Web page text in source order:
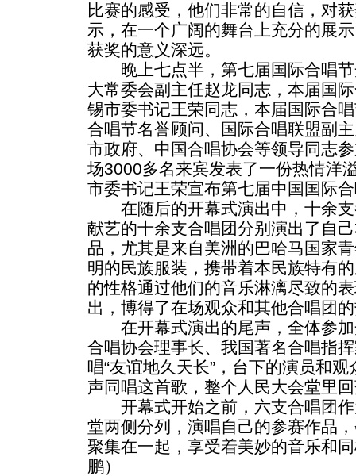
比赛的感受，他们非常的自信，对
示，在一个广阔的舞台上充分的展
获奖的意义深远。
晚上七点半，第七届国际合唱节
大常委会副主任赵龙同志，本届国
锡市委书记王荣同志，本届国际合
合唱节名誉顾问、国际合唱联盟副
市政府、中国合唱协会等领导同志
场3000多名来宾发表了一份热情洋
市委书记王荣宣布第七届中国国际
在随后的开幕式演出中，十余支
献艺的十余支合唱团分别演出了自
品，尤其是来自美洲的巴哈马国家
明的民族服装，携带着本民族特有
的性格通过他们的音乐淋漓尽致的
出，博得了在场观众和其他合唱团
在开幕式演出的尾声，全体参加
合唱协会理事长、我国著名合唱指
唱“友谊地久天长”，台下的演员和
声同唱这首歌，整个人民大会堂里
开幕式开始之前，六支合唱团作
堂两侧分列，演唱自己的参赛作品
聚集在一起，享受着美妙的音乐和
鹏）